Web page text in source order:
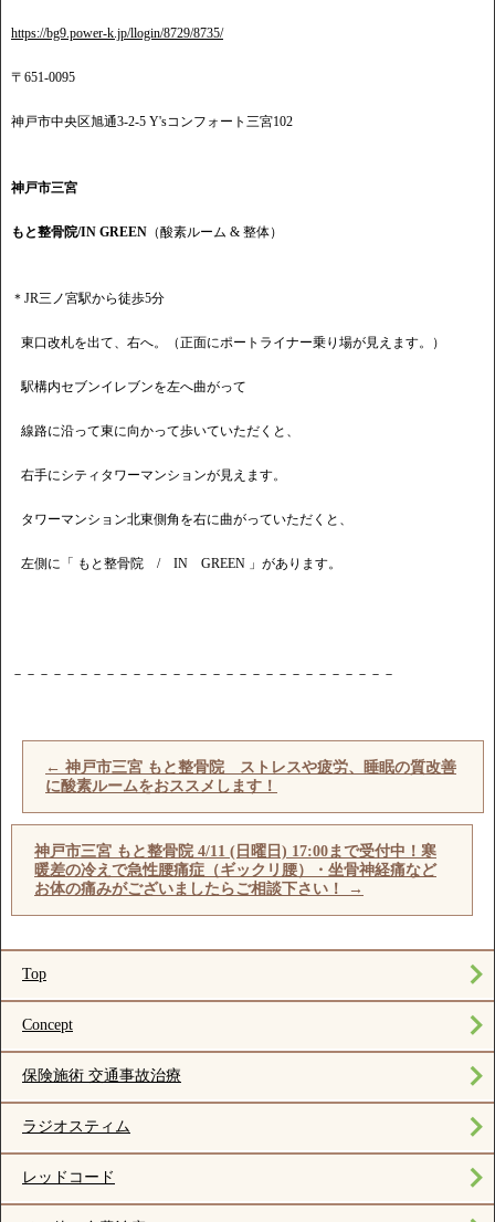
https://bg9.power-k.jp/llogin/8729/8735/
〒651-0095
神戸市中央区旭通3-2-5 Y'sコンフォート三宮102
神戸市三宮
もと整骨院/IN GREEN （酸素ルーム & 整体）
＊JR三ノ宮駅から徒歩5分
東口改札を出て、右へ。（正面にポートライナー乗り場が見えます。）
駅構内セブンイレブンを左へ曲がって
線路に沿って東に向かって歩いていただくと、
右手にシティタワーマンションが見えます。
タワーマンション北東側角を右に曲がっていただくと、
左側に「 もと整骨院 / IN GREEN 」があります。
－－－－－－－－－－－－－－－－－－－－－－－－－－－－－
← 神戸市三宮 もと整骨院 ストレスや疲労、睡眠の質改善
に酸素ルームをおススメします！
神戸市三宮 もと整骨院 4/11 (日曜日) 17:00まで受付中！寒
暖差の冷えで急性腰痛症（ギックリ腰）・坐骨神経痛など
お体の痛みがございましたらご相談下さい！
→
Top
Concept
保険施術 交通事故治療
ラジオスティム
レッドコード